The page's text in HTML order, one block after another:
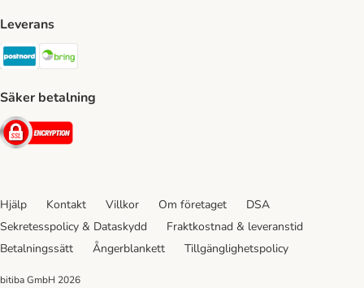
Leverans
Postnord Shipping Method
Säker betalning
Security
Hjälp Kontakt Villkor Om företaget
DSA
Sekretesspolicy & Dataskydd
Fraktkostnad & leveranstid
Betalningssätt
Ångerblankett Tillgänglighetspolicy
bitiba GmbH 2026